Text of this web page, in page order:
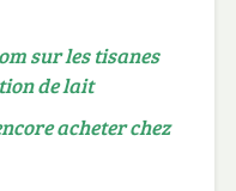
sur les tisanes
de lait
acheter chez